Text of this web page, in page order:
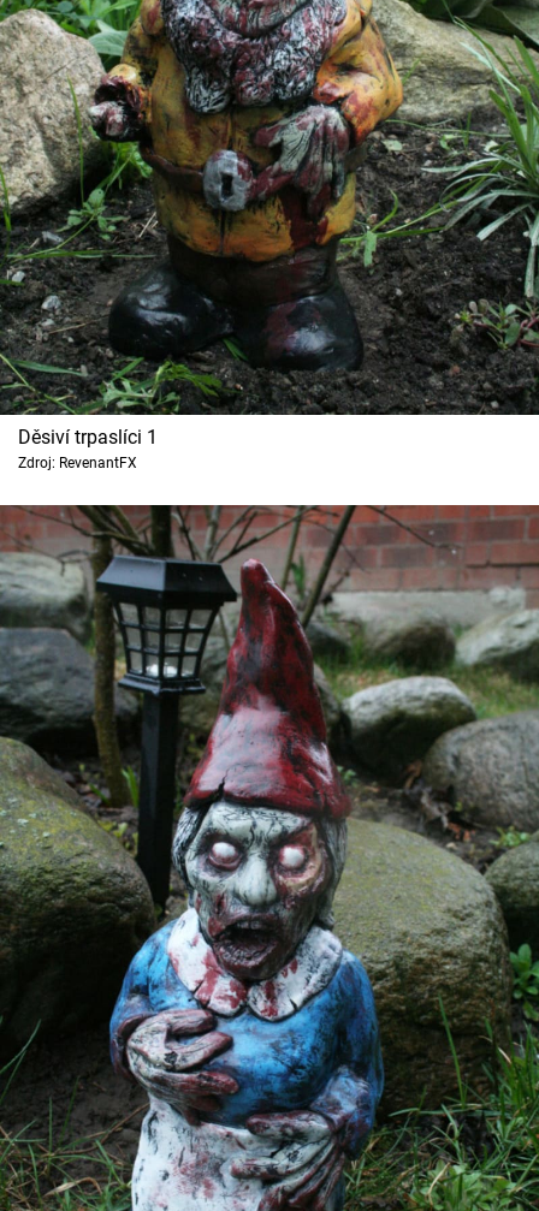
Cool Esport
Pořady
TV Program
Sledujte prima+
Přihlášení
Sledujte nás
Děsiví trpaslíci 1
Zdroj: RevenantFX